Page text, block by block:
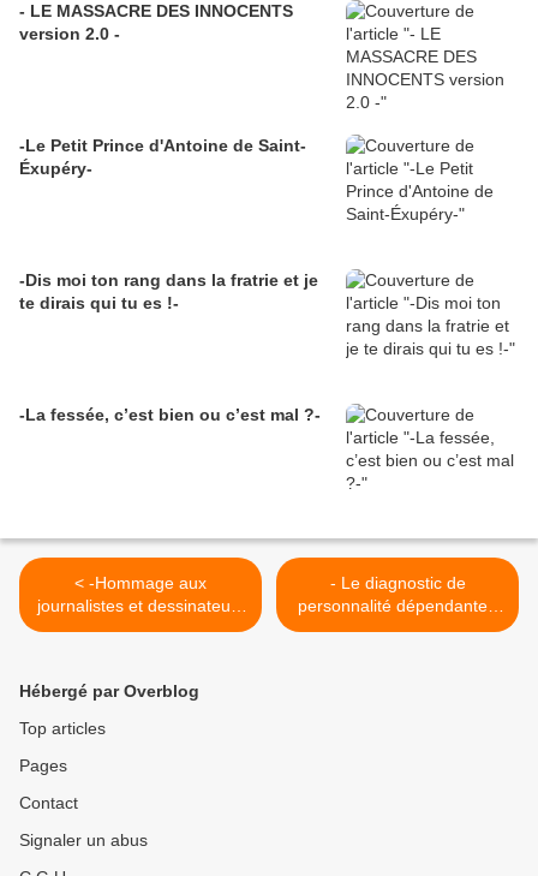
- LE MASSACRE DES INNOCENTS
version 2.0 -
-Le Petit Prince d'Antoine de Saint-
Éxupéry-
-Dis moi ton rang dans la fratrie et je
te dirais qui tu es !-
-La fessée, c’est bien ou c’est mal ?-
< -Hommage aux
journalistes et dessinateurs
assassinés-
- Le diagnostic de
personnalité dépendante -
>
Hébergé par Overblog
Top articles
Pages
Contact
Signaler un abus